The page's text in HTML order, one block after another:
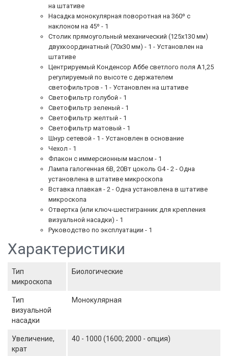
на штативе
Насадка монокулярная поворотная на 360º с
наклоном на 45º - 1
Столик прямоугольный механический (125х130 мм)
двухкоординатный (70х30 мм) - 1 - Установлен на
штативе
Центрируемый Конденсор Аббе светлого поля А1,25
регулируемый по высоте с держателем
светофильтров - 1 - Установлен на штативе
Светофильтр голубой - 1
Светофильтр зеленый - 1
Светофильтр желтый - 1
Светофильтр матовый - 1
Шнур сетевой - 1 - Установлен в основание
Чехол - 1
Флакон с иммерсионным маслом - 1
Лампа галогенная 6В, 20Вт цоколь G4 - 2 - Одна
установлена в штативе микроскопа
Вставка плавкая - 2 - Одна установлена в штативе
микроскопа
Отвертка (или ключ-шестигранник для крепления
визуальной насадки) - 1
Руководство по эксплуатации - 1
Характеристики
Тип
микроскопа
Биологические
Тип
визуальной
насадки
Монокулярная
Увеличение,
крат
40 - 1000 (1600; 2000 - опция)